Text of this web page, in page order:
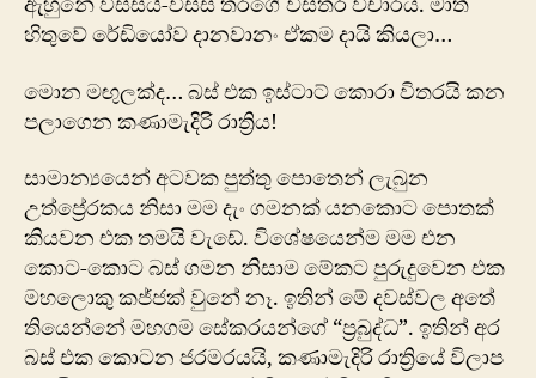
ඇහුනේ විස්සයි-විස්ස ත‍රගේ විස්තර විචාරය. මාත්
හිතුවේ රේඩියෝව දානවානං ඒකම දායි කියලා…
මොන මඟුලක්ද… බස් එක ඉස්ටාට් කොරා විතරයි කන
පලාගෙන කණාමැදිරි රාත්‍රිය!
සාමාන්‍යයෙන් අටවක පුත්තු පොතෙන් ලැබුන
උත්ප්‍රේරකය නිසා මම දැං ගමනක් යනකොට පොතක්
කියවන එක තමයි වැඩේ. විශේෂයෙන්ම මම එන
කොට-කොට බස් ගමන නිසාම මේකට පුරුදුවෙන එක
මහලොකු කජ්ජක් වුනේ නෑ. ඉතින් මේ දවස්වල අතේ
තියෙන්නේ මහගම සේකරයන්ගේ “ප්‍රබුද්ධ”. ඉතින් අර
බස් එක කොටන ජරමරයයි, කණාමැදිරි රාත්‍රියේ විලාප